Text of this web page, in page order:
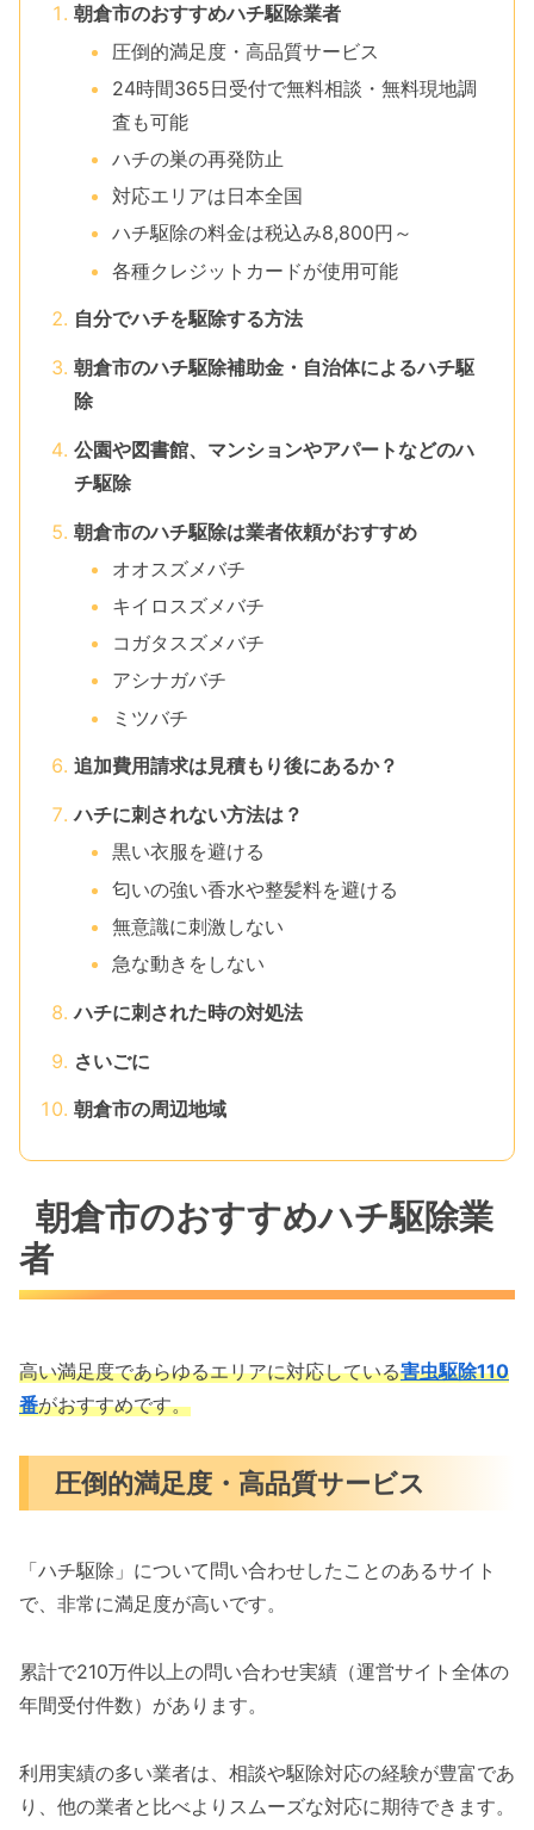
朝倉市のおすすめハチ駆除業者
圧倒的満足度・高品質サービス
24時間365日受付で無料相談・無料現地調
査も可能
ハチの巣の再発防止
対応エリアは日本全国
ハチ駆除の料金は税込み8,800円～
各種クレジットカードが使用可能
自分でハチを駆除する方法
朝倉市のハチ駆除補助金・自治体によるハチ駆
除
公園や図書館、マンションやアパートなどのハ
チ駆除
朝倉市のハチ駆除は業者依頼がおすすめ
オオスズメバチ
キイロスズメバチ
コガタスズメバチ
アシナガバチ
ミツバチ
追加費用請求は見積もり後にあるか？
ハチに刺されない方法は？
黒い衣服を避ける
匂いの強い香水や整髪料を避ける
無意識に刺激しない
急な動きをしない
ハチに刺された時の対処法
さいごに
朝倉市の周辺地域
朝倉市のおすすめハチ駆除業
者
高い満足度であらゆるエリアに対応している害虫駆除110
番がおすすめです。
圧倒的満足度・高品質サービス
「ハチ駆除」について問い合わせしたことのあるサイト
で、非常に満足度が高いです。
累計で210万件以上の問い合わせ実績（運営サイト全体の
年間受付件数）があります。
利用実績の多い業者は、相談や駆除対応の経験が豊富であ
り、他の業者と比べよりスムーズな対応に期待できます。